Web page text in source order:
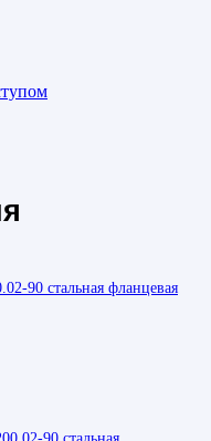
90 стальная фланцевая